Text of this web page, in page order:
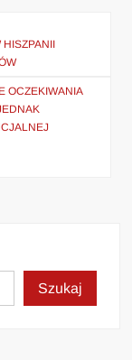
HISZPANII
OCZEKIWANIA
Szukaj